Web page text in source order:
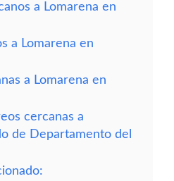
a Lomarena en
a Lomarena en
a Lomarena en
cercanas a
de Departamento del